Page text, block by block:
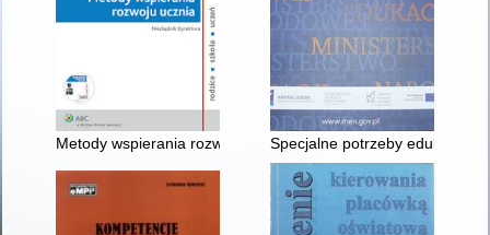
Metody wspierania rozwoju ucznia : niezbędnik dyrektora
Specjalne potrzeby edukacyjne